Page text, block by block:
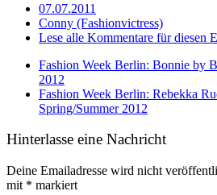
07.07.2011
Conny (Fashionvictress)
Lese alle Kommentare für diesen
Fashion Week Berlin: Bonnie by
2012
Fashion Week Berlin: Rebekka
Spring/Summer 2012
Hinterlasse eine Nachricht
Deine Emailadresse wird nicht
mit * markiert